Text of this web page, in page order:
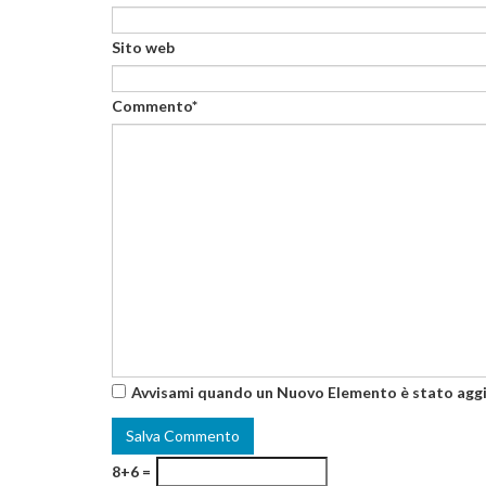
Sito web
Commento*
Avvisami quando un Nuovo Elemento è stato
8+6 =